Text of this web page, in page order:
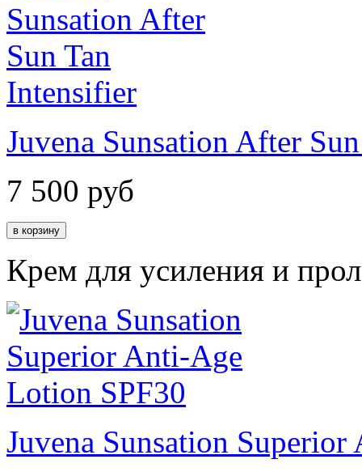
Juvena Sunsation After
7 500 руб
Крем для усиления и
Juvena Sunsation